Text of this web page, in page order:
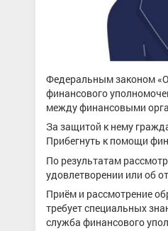
Федеральным законом
финансового
между финансовыми
За защитой к нему
Прибегнуть к помощи
По результатам
удовлетворении или об
Приём и рассмотрение
требует специальных
служба финансового